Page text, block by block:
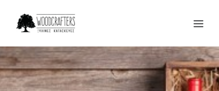
Η ΕΤΑΙΡΙΑ
ΠΡΟΙΟΝΤΑ